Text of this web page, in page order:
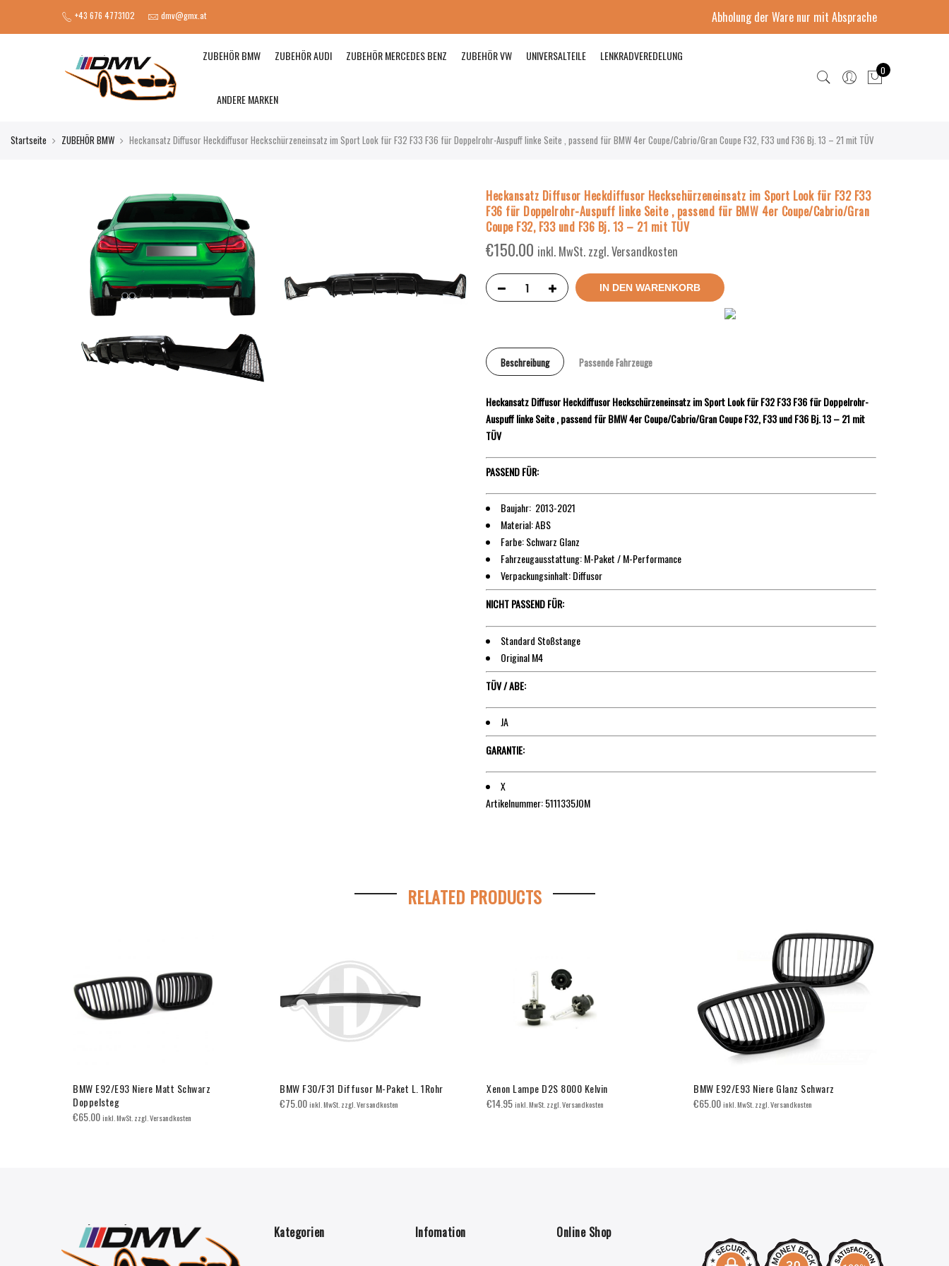
+43 676 4773102 dmv@gmx.at Abholung der Ware nur mit Absprache
ZUBEHÖR BMW ZUBEHÖR AUDI ZUBEHÖR MERCEDES BENZ ZUBEHÖR VW UNIVERSALTEILE LENKRADVEREDELUNG
ANDERE MARKEN
0
Startseite ZUBEHÖR BMW Heckansatz Diffusor Heckdiffusor Heckschürzeneinsatz im Sport Look für F32 F33 F36 für Doppelrohr-Auspuff linke Seite , passend für BMW 4er Coupe/Cabrio/Gran Coupe F32, F33 und F36 Bj. 13 – 21 mit TÜV
Heckansatz Diffusor Heckdiffusor Heckschürzeneinsatz im Sport Look für F32 F33
F36 für Doppelrohr-Auspuff linke Seite , passend für BMW 4er Coupe/Cabrio/Gran
Coupe F32, F33 und F36 Bj. 13 – 21 mit TÜV
€150.00 inkl. MwSt. zzgl. Versandkosten
IN DEN WARENKORB
Beschreibung Passende Fahrzeuge
Heckansatz Diffusor Heckdiffusor Heckschürzeneinsatz im Sport Look für F32 F33 F36 für Doppelrohr-
Auspuff linke Seite , passend für BMW 4er Coupe/Cabrio/Gran Coupe F32, F33 und F36 Bj. 13 – 21 mit
TÜV
PASSEND FÜR:
Baujahr: 2013-2021
Material: ABS
Farbe: Schwarz Glanz
Fahrzeugausstattung: M-Paket / M-Performance
Verpackungsinhalt: Diffusor
NICHT PASSEND FÜR:
Standard Stoßstange
Original M4
TÜV / ABE:
JA
GARANTIE:
X
Artikelnummer:5111335JOM
RELATED PRODUCTS
BMW E92/E93 Niere Matt Schwarz
Doppelsteg
€65.00inkl. MwSt. zzgl. Versandkosten
BMW F30/F31 Diffusor M-Paket L. 1Rohr
€75.00inkl. MwSt. zzgl. Versandkosten
Xenon Lampe D2S 8000 Kelvin
€14.95inkl. MwSt. zzgl. Versandkosten
BMW E92/E93 Niere Glanz Schwarz
€65.00inkl. MwSt. zzgl. Versandkosten
Kategorien Infomation Online Shop